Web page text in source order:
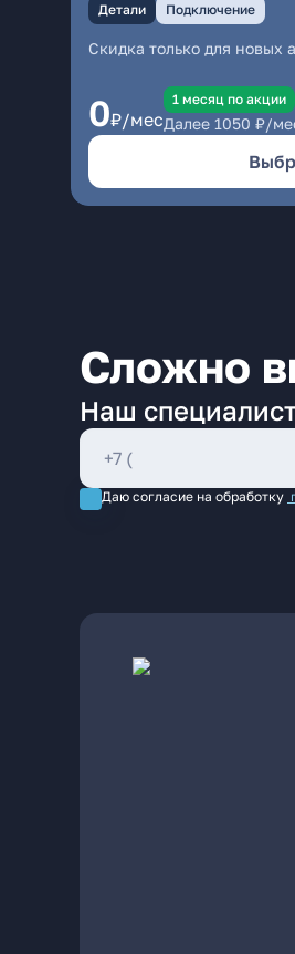
Детали
Подключение
Скидка только для новых
0₽/мес
1 месяц по акции
Далее 1050 ₽/
Сложно
Наш
Даю согласие на обработку